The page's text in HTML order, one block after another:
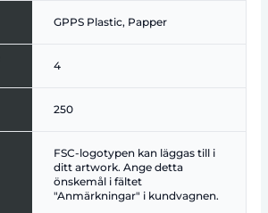
GPPS Plastic, Papper
4
250
FSC-logotypen kan läggas till i
ditt artwork. Ange detta
önskemål i fältet
"Anmärkningar" i kundvagnen.